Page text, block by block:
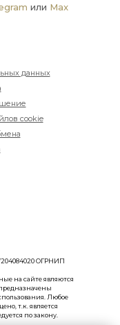
или Max
cookie
данных
ОГРНИП
на сайте являются
Любое
т.к. является
по закону.